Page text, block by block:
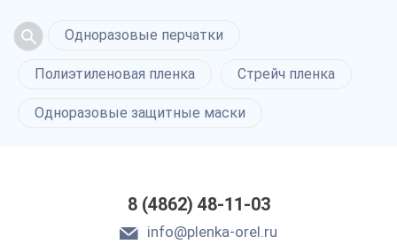
Одноразовые перчатки
Полиэтиленовая пленка Стрейч пленка
Одноразовые защитные маски
8 (4862) 48-11-03
info@plenka-orel.ru